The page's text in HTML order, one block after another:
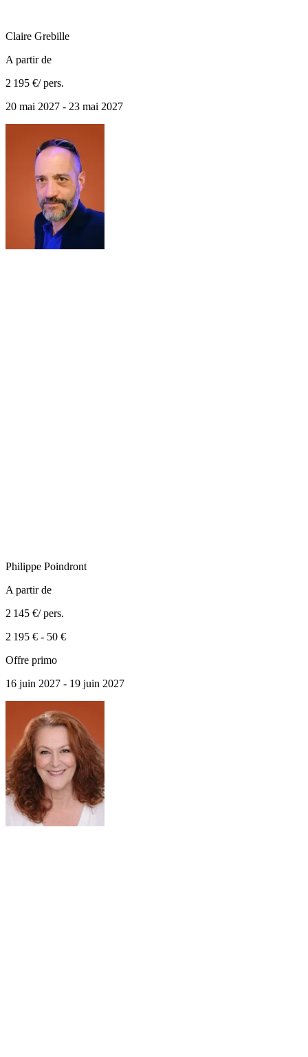
Claire Grebille
A partir de
2 195 €/ pers.
20 mai 2027 - 23 mai 2027
Philippe Poindront
A partir de
2 145 €/ pers.
2 195 € - 50 €
Offre primo
16 juin 2027 - 19 juin 2027